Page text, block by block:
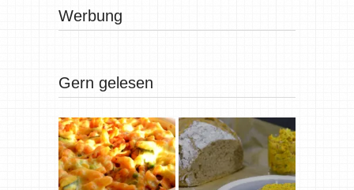
Werbung
Gern gelesen